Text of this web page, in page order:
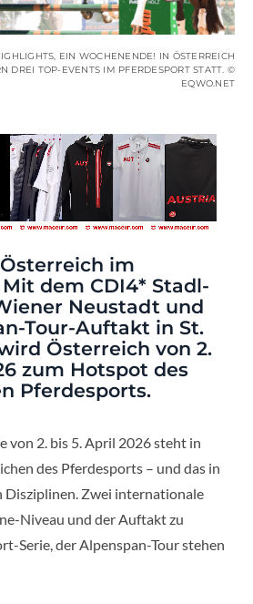
EIN WOCHENENDE! IN ÖSTERREICH
DREI TOP-EVENTS IM PFERDESPORT STATT. ©
EQWO.NET
im
dem CDI4* Stadl-
Neustadt und
Tour-Auftakt in St.
Österreich von 2.
zum Hotspot des
Pferdesports.
von 2. bis 5. April 2026 steht in
des Pferdesports – und das in
Disziplinen. Zwei internationale
Niveau und der Auftakt zu
Serie, der Alpenspan-Tour stehen